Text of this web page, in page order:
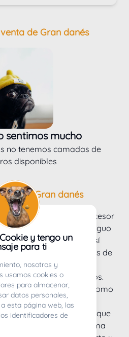
de Gran danés
sentimos mucho
no tenemos camadas de
disponibles
del Gran danés
es alemán. Como antecesor
debe considerar al antiguo
en alemán), como así
La raza tiene más de
y ha acompañado a la
desde sus inicios.
quien bautizó a la raza como
haber viajado por
de aspecto similar que
que era debido al clima
Cookie y tengo un
para ti
nosotros y
usamos cookies o
para almacenar,
datos personales,
esta página web, las
identificadores de